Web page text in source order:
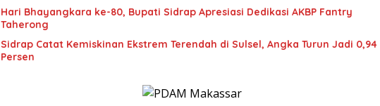
Hari Bhayangkara ke-80, Bupati Sidrap Apresiasi Dedikasi AKBP Fantry
Taherong
Sidrap Catat Kemiskinan Ekstrem Terendah di Sulsel, Angka Turun Jadi 0,94
Persen